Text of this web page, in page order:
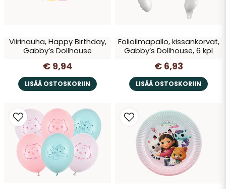
Lähetä kysymys
Viirinauha, Happy Birthday,
Gabby’s Dollhouse
€ 9,94
LISÄÄ OSTOSKORIIN
Folioilmapallo, kissankorvat,
Gabby’s Dollhouse, 6 kpl
€ 6,93
LISÄÄ OSTOSKORIIN